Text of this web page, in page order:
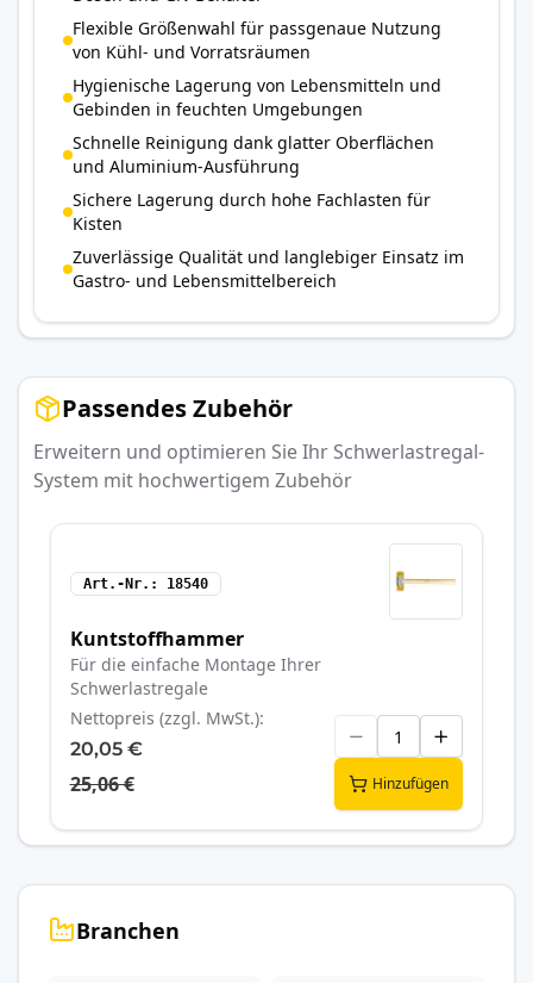
Flexible Größenwahl für passgenaue Nutzung
von Kühl- und Vorratsräumen
Hygienische Lagerung von Lebensmitteln und
Gebinden in feuchten Umgebungen
Schnelle Reinigung dank glatter Oberflächen
und Aluminium-Ausführung
Sichere Lagerung durch hohe Fachlasten für
Kisten
Zuverlässige Qualität und langlebiger Einsatz im
Gastro- und Lebensmittelbereich
Passendes Zubehör
Erweitern und optimieren Sie Ihr Schwerlastregal-
System mit hochwertigem Zubehör
Art.-Nr. 18540
Kuntstoffhammer
Für die einfache Montage Ihrer
Schwerlastregale
Nettopreis (zzgl. MwSt.)
20,05 €
25,06 € Hinzufügen
Branchen